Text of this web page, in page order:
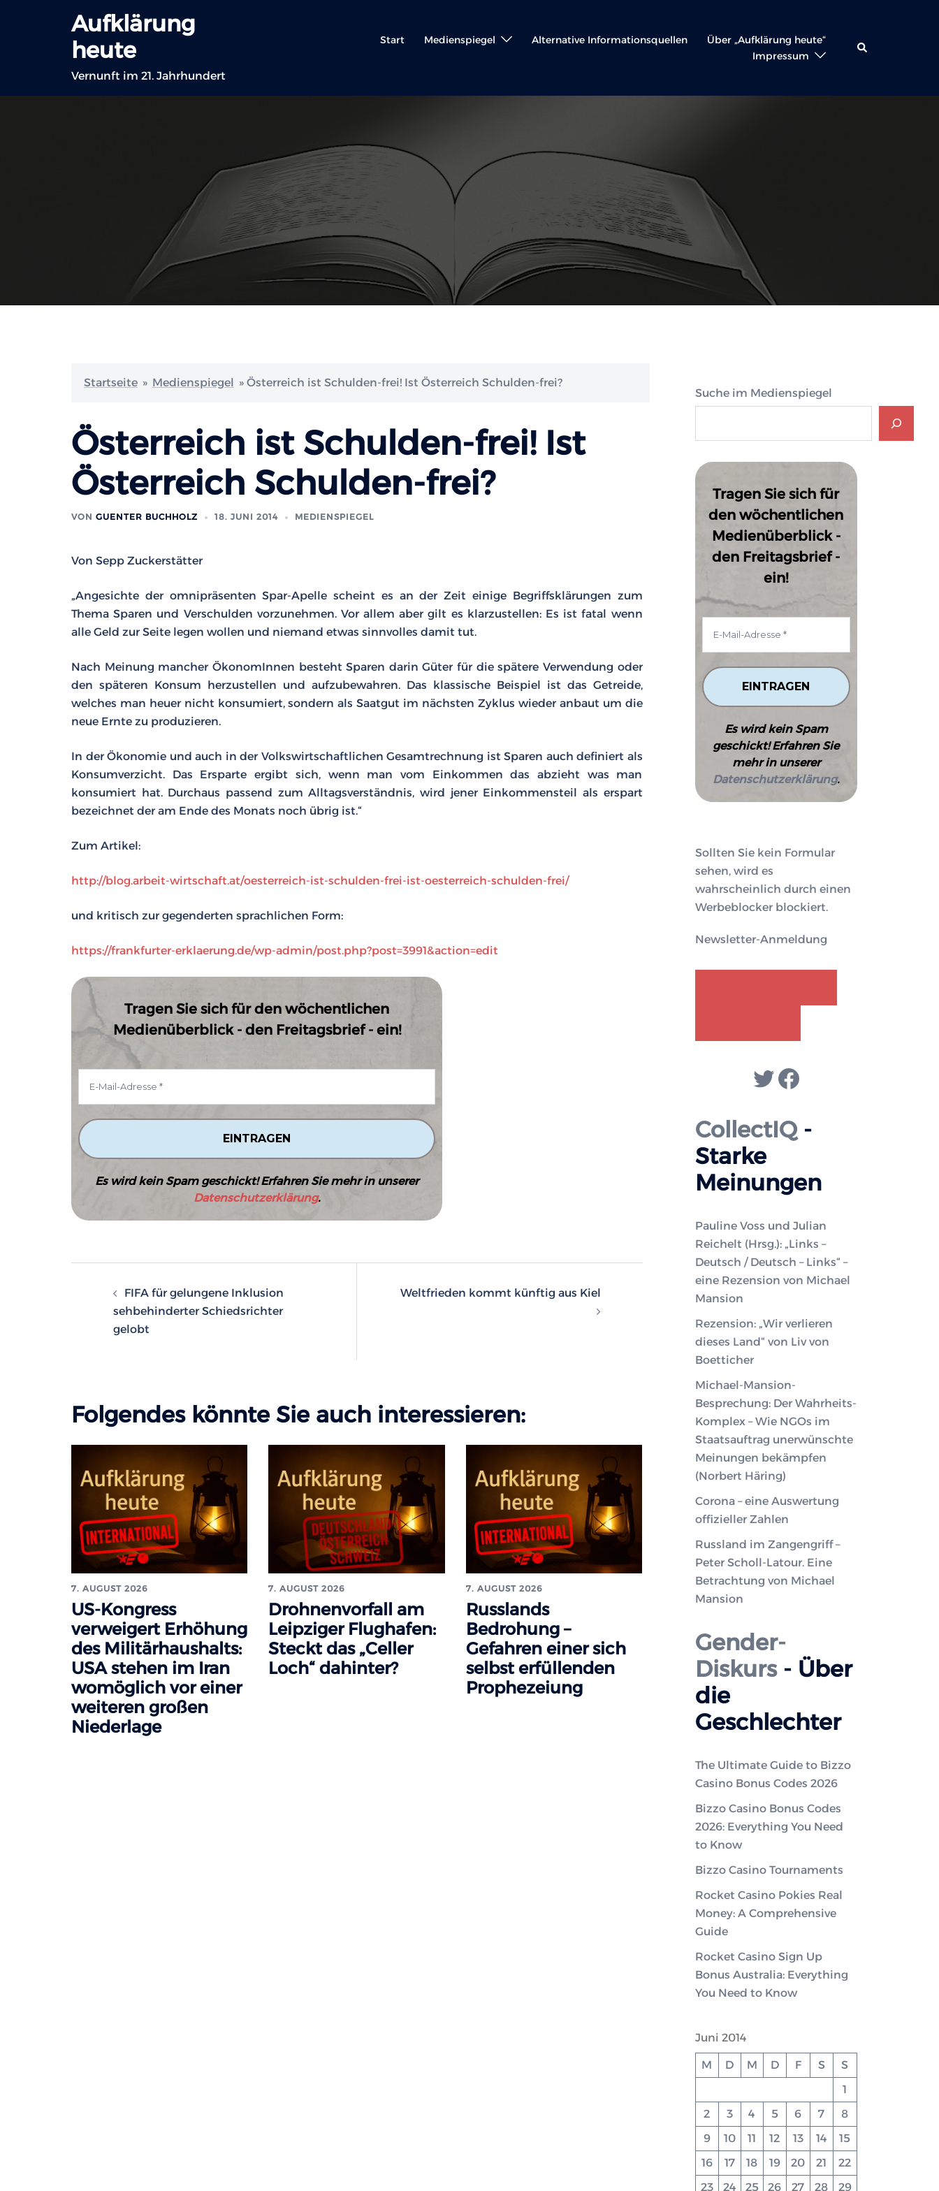
Aufklärung
heute
Vernunft im 21. Jahrhundert
Start Medienspiegel Alternative Informationsquellen
Über „Aufklärung heute“
Impressum
Suche
Startseite » Medienspiegel » Österreich ist Schulden-frei! Ist Österreich Schulden-frei?
Österreich ist Schulden-frei! Ist
Österreich Schulden-frei?
VON GUENTER BUCHHOLZ 18. JUNI 2014 MEDIENSPIEGEL
Von Sepp Zuckerstätter
„Angesichte der omnipräsenten Spar-Apelle scheint es an der Zeit einige Begriffsklärungen zum
Thema Sparen und Verschulden vorzunehmen. Vor allem aber gilt es klarzustellen: Es ist fatal wenn
alle Geld zur Seite legen wollen und niemand etwas sinnvolles damit tut.
Nach Meinung mancher ÖkonomInnen besteht Sparen darin Güter für die spätere Verwendung oder
den späteren Konsum herzustellen und aufzubewahren. Das klassische Beispiel ist das Getreide,
welches man heuer nicht konsumiert, sondern als Saatgut im nächsten Zyklus wieder anbaut um die
neue Ernte zu produzieren.
In der Ökonomie und auch in der Volkswirtschaftlichen Gesamtrechnung ist Sparen auch definiert als
Konsumverzicht. Das Ersparte ergibt sich, wenn man vom Einkommen das abzieht was man
konsumiert hat. Durchaus passend zum Alltagsverständnis, wird jener Einkommensteil als erspart
bezeichnet der am Ende des Monats noch übrig ist.“
Zum Artikel:
http://blog.arbeit-wirtschaft.at/oesterreich-ist-schulden-frei-ist-oesterreich-schulden-frei/
und kritisch zur gegenderten sprachlichen Form:
https://frankfurter-erklaerung.de/wp-admin/post.php?post=3991&action=edit
Tragen Sie sich für den wöchentlichen
Medienüberblick - den Freitagsbrief - ein!
Es wird kein Spam geschickt! Erfahren Sie mehr in unserer
Datenschutzerklärung.
FIFA für gelungene Inklusion
sehbehinderter Schiedsrichter
gelobt
Weltfrieden kommt künftig aus Kiel
Folgendes könnte Sie auch interessieren:
7. AUGUST 2026
US-Kongress
verweigert Erhöhung
des Militärhaushalts:
USA stehen im Iran
womöglich vor einer
weiteren großen
Niederlage
7. AUGUST 2026
Drohnenvorfall am
Leipziger Flughafen:
Steckt das „Celler
Loch“ dahinter?
7. AUGUST 2026
Russlands
Bedrohung –
Gefahren einer sich
selbst erfüllenden
Prophezeiung
Suche im Medienspiegel
Tragen Sie sich für
den wöchentlichen
Medienüberblick -
den Freitagsbrief -
ein!
Es wird kein Spam
geschickt! Erfahren Sie
mehr in unserer
Datenschutzerklärung.
Sollten Sie kein Formular
sehen, wird es
wahrscheinlich durch einen
Werbeblocker blockiert.
Newsletter-Anmeldung
Twitter
Facebook
CollectIQ-
Starke
Meinungen
Pauline Voss und Julian
Reichelt (Hrsg.): „Links –
Deutsch / Deutsch – Links“ –
eine Rezension von Michael
Mansion
Rezension: „Wir verlieren
dieses Land“ von Liv von
Boetticher
Michael-Mansion-
Besprechung: Der Wahrheits-
Komplex – Wie NGOs im
Staatsauftrag unerwünschte
Meinungen bekämpfen
(Norbert Häring)
Corona – eine Auswertung
offizieller Zahlen
Russland im Zangengriff –
Peter Scholl-Latour. Eine
Betrachtung von Michael
Mansion
Gender-
Diskurs- Über
die
Geschlechter
The Ultimate Guide to Bizzo
Casino Bonus Codes 2026
Bizzo Casino Bonus Codes
2026: Everything You Need
to Know
Bizzo Casino Tournaments
Rocket Casino Pokies Real
Money: A Comprehensive
Guide
Rocket Casino Sign Up
Bonus Australia: Everything
You Need to Know
Juni 2014
M D M D F S
S
1
2
3 4 5 6 7
8
9
10 11 12 13 14
15
16
17 18 19 20 21
22
23
24 25 26 27 28 29